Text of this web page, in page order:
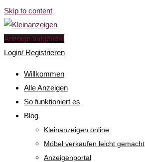
Skip to content
Anzeige aufgeben!
Login/ Registrieren
Willkommen
Alle Anzeigen
So funktioniert es
Blog
Kleinanzeigen online
Möbel verkaufen leicht gemacht
Anzeigenportal